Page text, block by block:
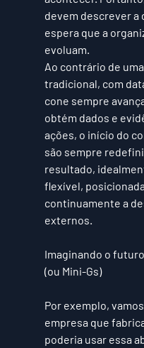
devem descrever a
espera que a
evoluam.
Ao contrário de
tradicional, com
cone sempre
obtém dados e
ações, o início do
são sempre
resultado,
flexível,
continuamente a
externos.
Imaginando o
(ou Mini-Gs)
Por exemplo,
empresa que
poderia usar essa